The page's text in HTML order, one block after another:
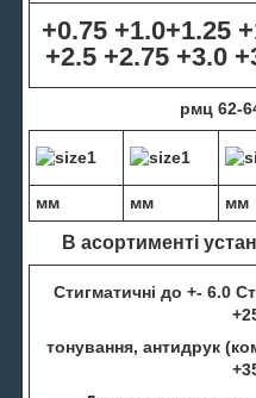
+0.75 +1.0+1.25
+2.5 +2.75 +3.0
рмц 62-
мм мм мм
В асортименті
Стигматичні до +- 6.0
тонування, антидрук